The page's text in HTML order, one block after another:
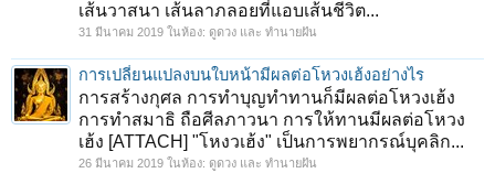
เส้นวาสนา เส้นลาภลอยที่แอบเส้นชีวิต...
31 มีนาคม 2019 ในห้อง: ดูดวง และ ทำนายฝัน
การเปลี่ยนแปลงบนใบหน้ามีผลต่อโหวงเฮ้งอย่างไร
การสร้างกุศล การทำบุญทำทานก็มีผลต่อโหวงเฮ้ง
การทำสมาธิ ถือศีลภาวนา การให้ทานมีผลต่อโหวง
เฮ้ง [ATTACH] "โหงวเฮ้ง" เป็นการพยากรณ์บุคลิก...
26 มีนาคม 2019 ในห้อง: ดูดวง และ ทำนายฝัน